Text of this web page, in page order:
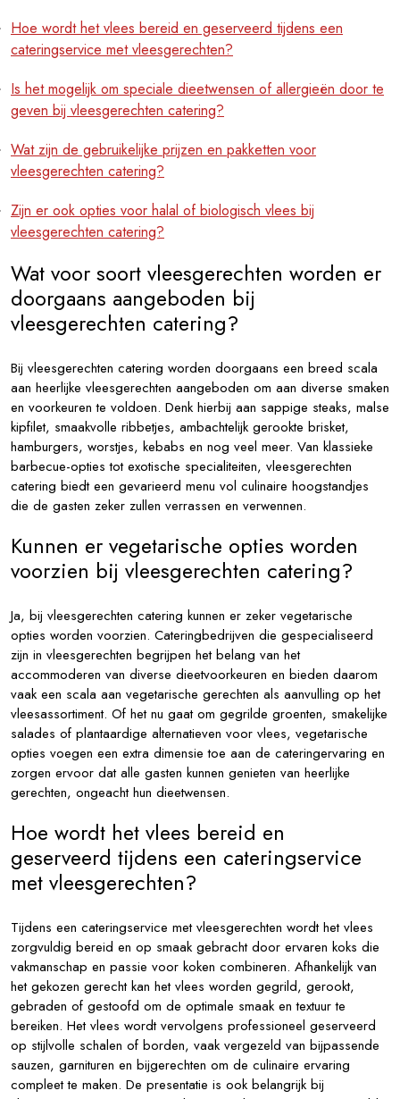
Hoe wordt het vlees bereid en geserveerd tijdens een
cateringservice met vleesgerechten?
Is het mogelijk om speciale dieetwensen of allergieën door te
geven bij vleesgerechten catering?
Wat zijn de gebruikelijke prijzen en pakketten voor
vleesgerechten catering?
Zijn er ook opties voor halal of biologisch vlees bij
vleesgerechten catering?
Wat voor soort vleesgerechten worden er
doorgaans aangeboden bij
vleesgerechten catering?
Bij vleesgerechten catering worden doorgaans een breed scala
aan heerlijke vleesgerechten aangeboden om aan diverse smaken
en voorkeuren te voldoen. Denk hierbij aan sappige steaks, malse
kipfilet, smaakvolle ribbetjes, ambachtelijk gerookte brisket,
hamburgers, worstjes, kebabs en nog veel meer. Van klassieke
barbecue-opties tot exotische specialiteiten, vleesgerechten
catering biedt een gevarieerd menu vol culinaire hoogstandjes
die de gasten zeker zullen verrassen en verwennen.
Kunnen er vegetarische opties worden
voorzien bij vleesgerechten catering?
Ja, bij vleesgerechten catering kunnen er zeker vegetarische
opties worden voorzien. Cateringbedrijven die gespecialiseerd
zijn in vleesgerechten begrijpen het belang van het
accommoderen van diverse dieetvoorkeuren en bieden daarom
vaak een scala aan vegetarische gerechten als aanvulling op het
vleesassortiment. Of het nu gaat om gegrilde groenten, smakelijke
salades of plantaardige alternatieven voor vlees, vegetarische
opties voegen een extra dimensie toe aan de cateringervaring en
zorgen ervoor dat alle gasten kunnen genieten van heerlijke
gerechten, ongeacht hun dieetwensen.
Hoe wordt het vlees bereid en
geserveerd tijdens een cateringservice
met vleesgerechten?
Tijdens een cateringservice met vleesgerechten wordt het vlees
zorgvuldig bereid en op smaak gebracht door ervaren koks die
vakmanschap en passie voor koken combineren. Afhankelijk van
het gekozen gerecht kan het vlees worden gegrild, gerookt,
gebraden of gestoofd om de optimale smaak en textuur te
bereiken. Het vlees wordt vervolgens professioneel geserveerd
op stijlvolle schalen of borden, vaak vergezeld van bijpassende
sauzen, garnituren en bijgerechten om de culinaire ervaring
compleet te maken. De presentatie is ook belangrijk bij